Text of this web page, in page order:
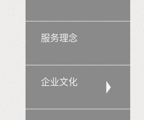
服务理念
企业文化